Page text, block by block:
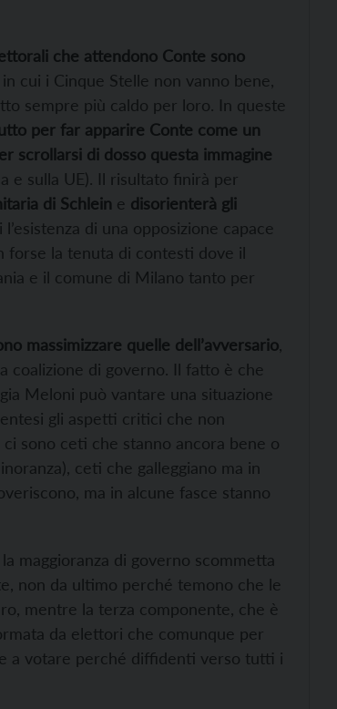
che attendono Conte sono
cui i Cinque Stelle non vanno bene,
sempre più caldo per loro. In queste
per far apparire Conte come un
scrollarsi di dosso questa immagine
e sulla UE). Il risultato finirà per
di Schlein e disorienterà gli
di una opposizione capace
la tenuta di contesti dove il
e il comune di Milano tanto per
massimizzare quelle dell’avversario
coalizione di governo. Il fatto è che
Meloni può vantare una situazione
gli aspetti critici che non
ci sono ceti che stanno ancora bene o
ceti che galleggiano ma in
ma in alcune fasce stanno
maggioranza di governo scommetta
non da ultimo perché temono che le
mentre la terza componente, che è
da elettori che comunque per
a votare perché diffidenti verso tutti i